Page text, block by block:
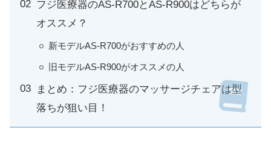
フジ医療器のAS-R700とAS-R900はどちらが
オススメ？
新モデルAS-R700がおすすめの人
旧モデルAS-R900がオススメの人
まとめ：フジ医療器のマッサージチェアは型
落ちが狙い目！